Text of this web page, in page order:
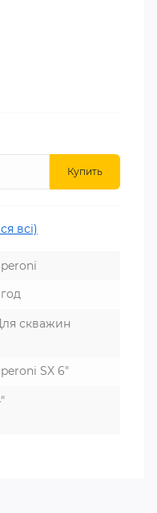
Купить
всі)
год
скважин
SX 6"